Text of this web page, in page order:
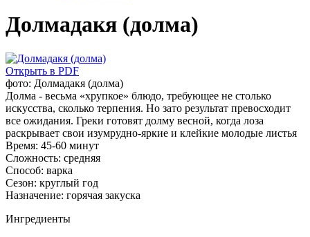
Долмадакя (долма)
Открыть в PDF
фото: Долмадакя (долма)
Долма - весьма «хрупкое» блюдо, требующее не столько
искусства, сколько терпения. Но зато результат превосходит
все ожидания. Греки готовят долму весной, когда лоза
раскрывает свои изумрудно-яркие и клейкие молодые листья
Время: 45-60 минут
Сложность: средняя
Способ: варка
Сезон: круглый год
Назначение: горячая закуска
Ингредиенты